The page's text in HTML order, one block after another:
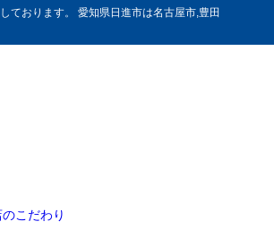
ております。 愛知県日進市は名古屋市,豊田
こだわり